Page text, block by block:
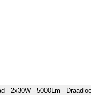
- 2x30W - 5000Lm -